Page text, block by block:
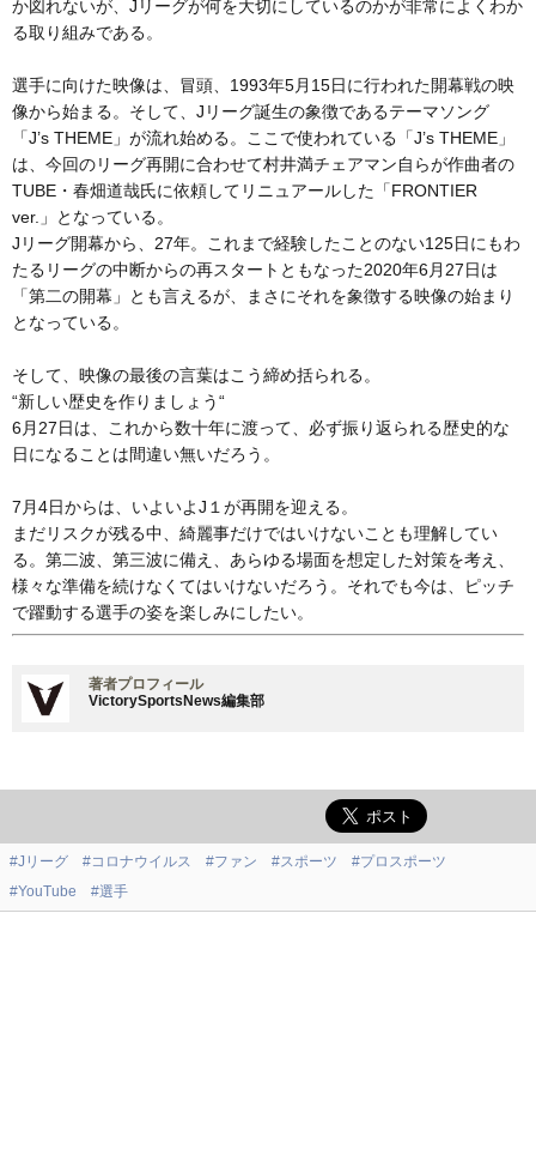
か図れないが、Jリーグが何を大切にしているのかが非常によくわか
る取り組みである。
選手に向けた映像は、冒頭、1993年5月15日に行われた開幕戦の映
像から始まる。そして、Jリーグ誕生の象徴であるテーマソング
「J’s THEME」が流れ始める。ここで使われている「J’s THEME」
は、今回のリーグ再開に合わせて村井満チェアマン自らが作曲者の
TUBE・春畑道哉氏に依頼してリニュアールした「FRONTIER
ver.」となっている。
Jリーグ開幕から、27年。これまで経験したことのない125日にもわ
たるリーグの中断からの再スタートともなった2020年6月27日は
「第二の開幕」とも言えるが、まさにそれを象徴する映像の始まり
となっている。
そして、映像の最後の言葉はこう締め括られる。
“新しい歴史を作りましょう“
6月27日は、これから数十年に渡って、必ず振り返られる歴史的な
日になることは間違い無いだろう。
7月4日からは、いよいよJ１が再開を迎える。
まだリスクが残る中、綺麗事だけではいけないことも理解してい
る。第二波、第三波に備え、あらゆる場面を想定した対策を考え、
様々な準備を続けなくてはいけないだろう。それでも今は、ピッチ
で躍動する選手の姿を楽しみにしたい。
著者プロフィール
VictorySportsNews編集部
#Jリーグ #コロナウイルス #ファン #スポーツ
#プロスポーツ
#YouTube
#選手